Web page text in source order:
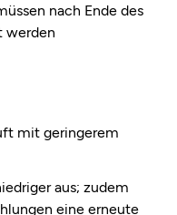
nach Ende des
werden
mit geringerem
aus; zudem
eine erneute